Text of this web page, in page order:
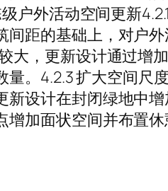
户外活动空间更新
距的基础上，对户
，更新设计通过增
。4.2.3 扩大空间尺
设计在封闭绿地中
加面状空间并布置